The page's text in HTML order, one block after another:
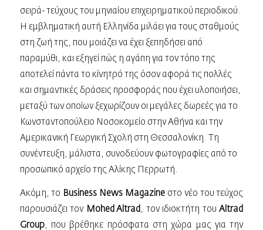
σειρά- τεύχους του μηνιαίου επιχειρηματικού περιοδικού.
Η εμβληματική αυτή Ελληνίδα μιλάει για τους σταθμούς
στη ζωή της, που μοιάζει να έχει ξεπηδήσει από
παραμύθι, και εξηγεί πώς η αγάπη για τον τόπο της
αποτελεί πάντα το κίνητρό της όσον αφορά τις πολλές
και σημαντικές δράσεις προσφοράς που έχει υλοποιήσει,
μεταξύ των οποίων ξεχωρίζουν οι μεγάλες δωρεές για το
Κωνσταντοπούλειο Νοσοκομείο στην Αθήνα και την
Αμερικανική Γεωργική Σχολή στη Θεσσαλονίκη. Τη
συνέντευξη, μάλιστα, συνοδεύουν φωτογραφίες από το
προσωπικό αρχείο της Αλίκης Περρωτή.
Ακόμη, το Βusiness News Magazine στο νέο του τεύχος
παρουσιάζει τον Μohed Altrad , τον ιδιοκτήτη τουAltrad
Group, που βρέθηκε πρόσφατα στη χώρα μας για την